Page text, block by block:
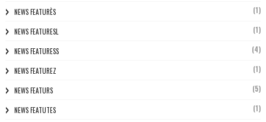
NEWS FEATURÈS (1)
NEWS FEATURESL (1)
NEWS FEATURESS (4)
NEWS FEATUREZ (1)
NEWS FEATURS (5)
NEWS FEATUTES (1)